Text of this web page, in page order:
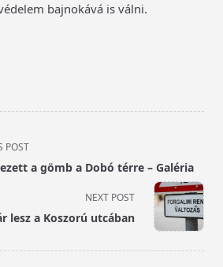
bajnokává is válni.
POST
a gömb a Dobó térre – Galéria
NEXT POST
lesz a Koszorú utcában